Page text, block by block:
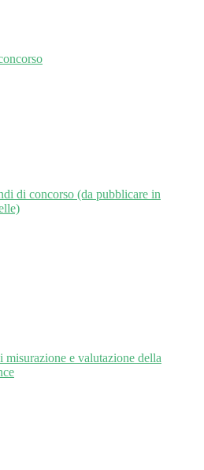
di concorso (da pubblicare in
misurazione e valutazione della